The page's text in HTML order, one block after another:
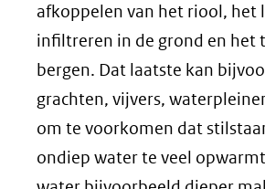
afkoppelen van het riool, het
infiltreren in de grond en het
bergen. Dat laatste kan
grachten, vijvers,
om te voorkomen dat
ondiep water te veel